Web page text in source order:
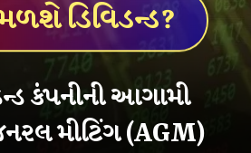
કંપનીની આગામી
મીટિંગ (AGM)
ડિવિડન્ડ?